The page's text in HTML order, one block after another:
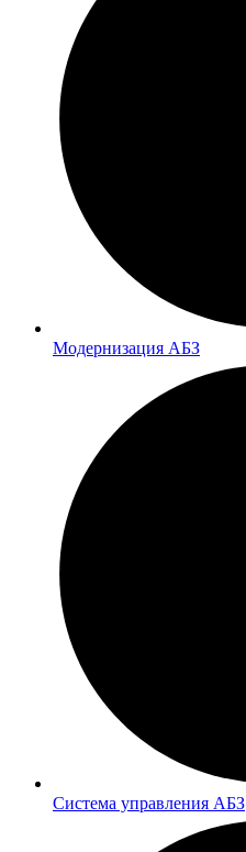
Модернизация АБЗ
Система управления АБЗ